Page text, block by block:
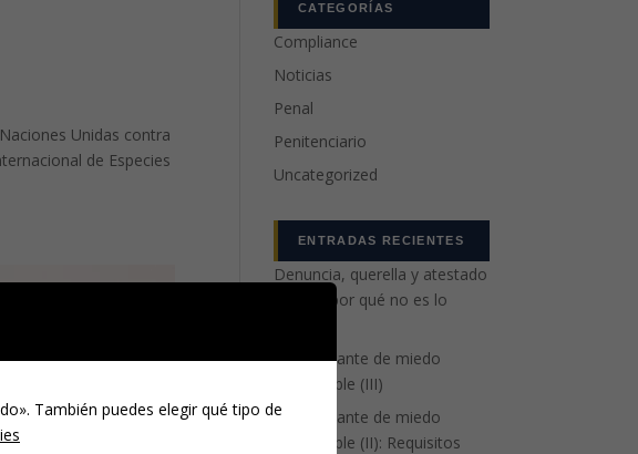
Unidas contra
de Especies
CATEGORÍAS
Compliance
Noticias
Penal
Penitenciario
Uncategorized
ENTRADAS RECIENTES
Denuncia, querella y atestado
policial: por qué no es lo
La atenuante de miedo
insuperable (III)
La atenuante de miedo
insuperable (II): Requisitos
También puedes elegir qué tipo de